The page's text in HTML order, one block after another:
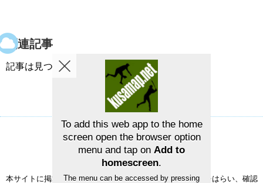
関連記事
記事は見つかりませんでした。
草野球グラウンドマップ お問い合せ
草野球グラウンドマップ
本サイトに掲載された情報の正確性については、充分注意をはらい、確認
To add this web app to the home
screen open the browser option
menu and tap on Add to
homescreen.
The menu can be accessed by pressing